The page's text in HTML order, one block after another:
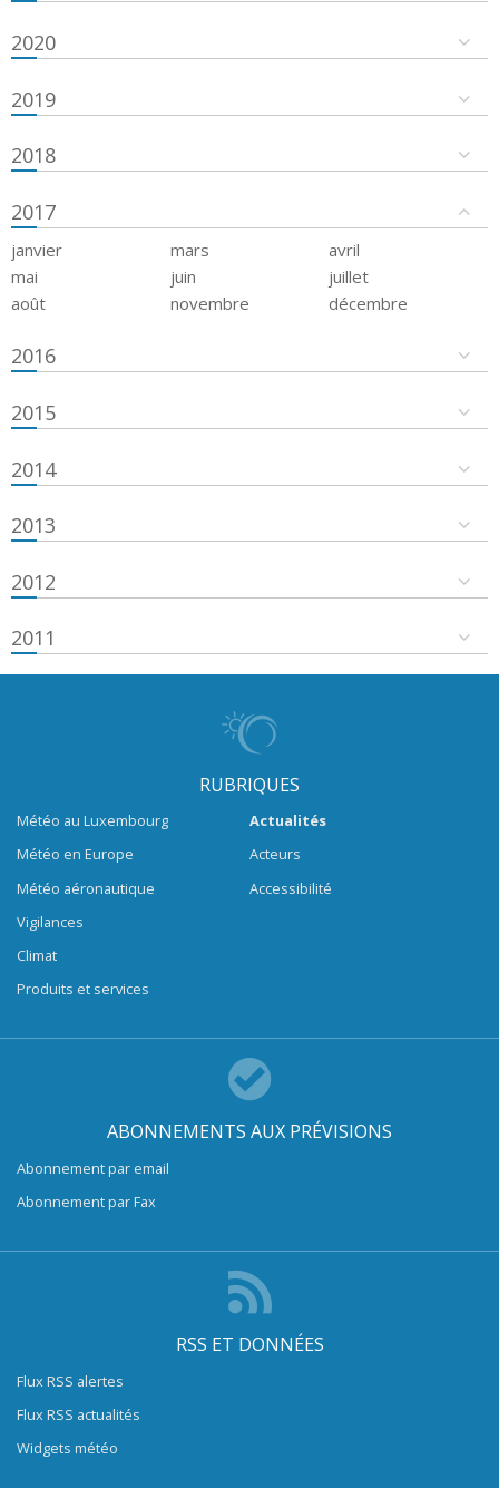
2020
2019
2018
2017
janvier mars
avril
mai
juin
juillet
août
novembre décembre
2016
2015
2014
2013
2012
2011
RUBRIQUES
Météo au Luxembourg
Météo en Europe
Météo aéronautique
Vigilances
Climat
Produits et services
Actualités
Acteurs
Accessibilité
ABONNEMENTS AUX PRÉVISIONS
Abonnement par email
Abonnement par Fax
RSS ET DONNÉES
Flux RSS alertes
Flux RSS actualités
Widgets météo